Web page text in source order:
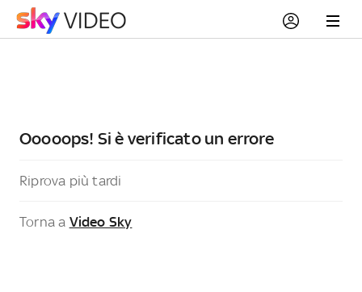
Ooooops! Si è verificato un errore
Riprova più tardi
Torna a Video Sky